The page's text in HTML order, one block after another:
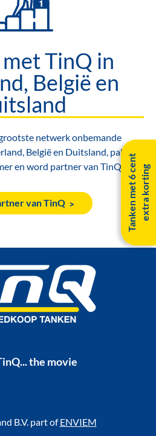
T
a
n
k
e
n
m
e
t
6
c
e
n
t
e
x
t
r
a
k
o
r
t
i
ng
TinQ in
België en
netwerk onbemande
België en Duitsland, pak je
en word partner van TinQ!
van TinQ
the movie
B.V. part ofENVIEM